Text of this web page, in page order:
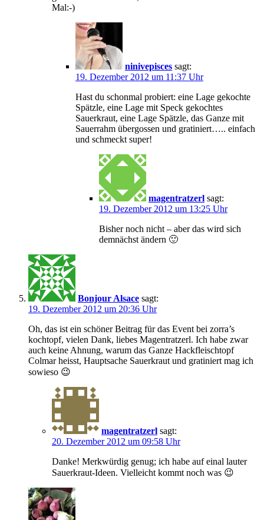
Mal:-)
ninivepisces sagt:
19. Dezember 2012 um 11:37 Uhr
Hast du schonmal probiert: eine Lage gekochte
Spätzle, eine Lage mit Speck gekochtes
Sauerkraut, eine Lage Spätzle, das Ganze mit
Sauerrahm übergossen und gratiniert….. einfach
und schmeckt super!
magentratzerl sagt:
19. Dezember 2012 um 13:25 Uhr
Bisher noch nicht – aber das wird sich
demnächst ändern 🙂
Bonjour Alsace sagt:
19. Dezember 2012 um 20:36 Uhr
Oh, das ist ein schöner Beitrag für das Event bei zorra’s
kochtopf, vielen Dank, liebes Magentratzerl. Ich habe zwar
auch keine Ahnung, warum das Ganze Hackfleischtopf
Colmar heisst, Hauptsache Sauerkraut und gratiniert mag ich
sowieso 😉
magentratzerl sagt:
20. Dezember 2012 um 09:58 Uhr
Danke! Merkwürdig genug; ich habe auf einal lauter
Sauerkraut-Ideen. Vielleicht kommt noch was 😉